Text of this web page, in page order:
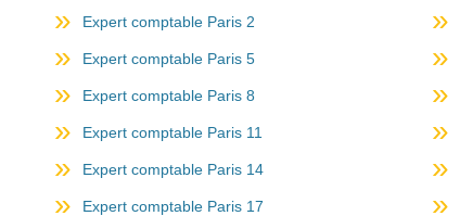
Expert comptable Paris 2
Expert comptable Paris 5
Expert comptable Paris 8
Expert comptable Paris 11
Expert comptable Paris 14
Expert comptable Paris 17